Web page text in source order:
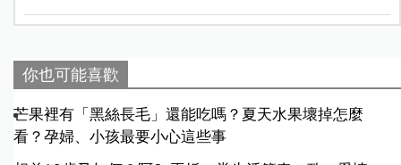
你也可能喜歡
芒果裡有「黑絲長毛」還能吃嗎？夏天水果壞掉怎麼
看？孕婦、小孩最要小心這些事